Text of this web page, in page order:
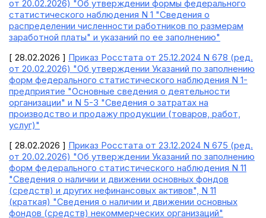
от 20.02.2026) "Об утверждении формы федерального
статистического наблюдения N 1 "Сведения о
распределении численности работников по размерам
заработной платы" и указаний по ее заполнению"
[ 28.02.2026 ] Приказ Росстата от 25.12.2024 N 678 (ред.
от 20.02.2026) "Об утверждении Указаний по заполнению
форм федерального статистического наблюдения N 1-
предприятие "Основные сведения о деятельности
организации" и N 5-З "Сведения о затратах на
производство и продажу продукции (товаров, работ,
услуг)"
[ 28.02.2026 ] Приказ Росстата от 23.12.2024 N 675 (ред.
от 20.02.2026) "Об утверждении Указаний по заполнению
форм федерального статистического наблюдения N 11
"Сведения о наличии и движении основных фондов
(средств) и других нефинансовых активов", N 11
(краткая) "Сведения о наличии и движении основных
фондов (средств) некоммерческих организаций"